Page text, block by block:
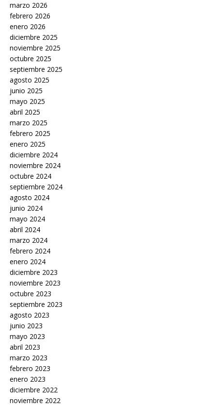
marzo 2026
febrero 2026
enero 2026
diciembre 2025
noviembre 2025
octubre 2025
septiembre 2025
agosto 2025
junio 2025
mayo 2025
abril 2025
marzo 2025
febrero 2025
enero 2025
diciembre 2024
noviembre 2024
octubre 2024
septiembre 2024
agosto 2024
junio 2024
mayo 2024
abril 2024
marzo 2024
febrero 2024
enero 2024
diciembre 2023
noviembre 2023
octubre 2023
septiembre 2023
agosto 2023
junio 2023
mayo 2023
abril 2023
marzo 2023
febrero 2023
enero 2023
diciembre 2022
noviembre 2022